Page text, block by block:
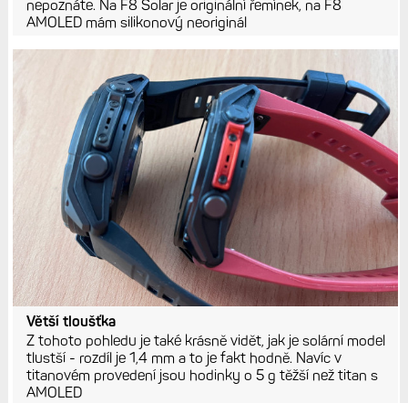
nepoznáte. Na F8 Solar je originální řemínek, na F8
AMOLED mám silikonový neoriginál
Větší tloušťka
Z tohoto pohledu je také krásně vidět, jak je solární model
tlustší - rozdíl je 1,4 mm a to je fakt hodně. Navíc v
titanovém provedení jsou hodinky o 5 g těžší než titan s
AMOLED